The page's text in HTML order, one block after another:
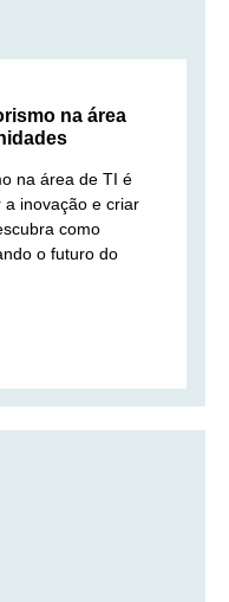
na área
na área de TI é
inovação e criar
como
o futuro do